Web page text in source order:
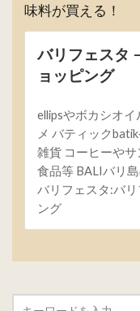
味料が買える！
バリフェスタ
ョッピング
ellipsやボカシオイ
メ バティック
雑貨 コーヒーや
食品等 BALIバリ
バリフェスタ:バ
ング